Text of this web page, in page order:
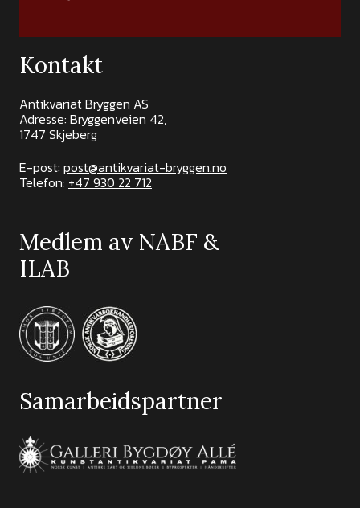
Kontakt
Antikvariat Bryggen AS
Adresse: Bryggenveien 42,
1747 Skjeberg
E-post: post@antikvariat-bryggen.no
Telefon: +47 930 22 712
Medlem av NABF &
ILAB
Samarbeidspartner